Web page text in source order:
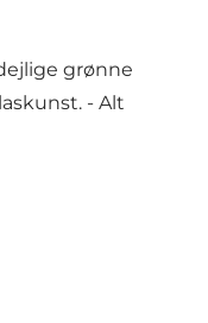
grønne
- Alt